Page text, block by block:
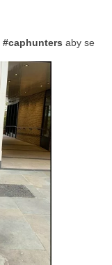
#caphunters aby se